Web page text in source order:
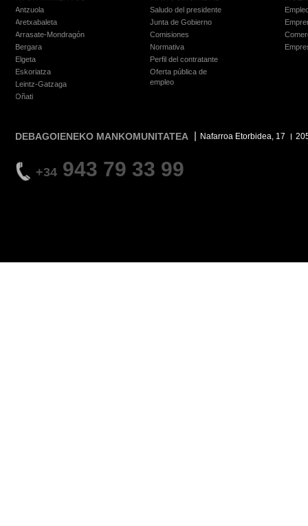
Antzuola
Aretxabaleta
Arrasate-Mondragón
Bergara
Elgeta
Eskoriatza
Leintz-Gatzaga
Oñati
Saludo del presidente
Junta de Gobierno
Comisiones
Normativa
Perfil del contratante
Oferta pública de
empleo
DEBAGOIENEKO MANKOMUNITATEA Nafarroa Etorbidea, 17
+34 943 79 33 99